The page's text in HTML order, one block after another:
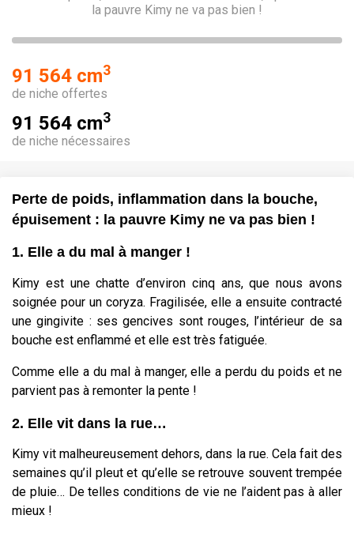
la pauvre Kimy ne va pas bien !
91 564 cm3
de niche offertes
91 564 cm3
de niche nécessaires
Perte de poids, inflammation dans la bouche,
épuisement : la pauvre Kimy ne va pas bien !
1. Elle a du mal à manger !
Kimy est une chatte d’environ cinq ans, que nous avons
soignée pour un coryza. Fragilisée, elle a ensuite contracté
une gingivite : ses gencives sont rouges, l’intérieur de sa
bouche est enflammé et elle est très fatiguée.
Comme elle a du mal à manger, elle a perdu du poids et ne
parvient pas à remonter la pente !
2. Elle vit dans la rue…
Kimy vit malheureusement dehors, dans la rue. Cela fait des
semaines qu’il pleut et qu’elle se retrouve souvent trempée
de pluie… De telles conditions de vie ne l’aident pas à aller
mieux !